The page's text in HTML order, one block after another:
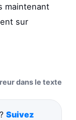
maintenant
sur
dans le texte
Suivez